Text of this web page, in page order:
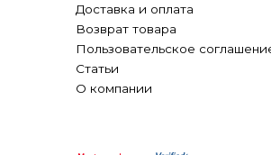
Доставка и оплата
Возврат товара
Пользовательское
Статьи
О компании